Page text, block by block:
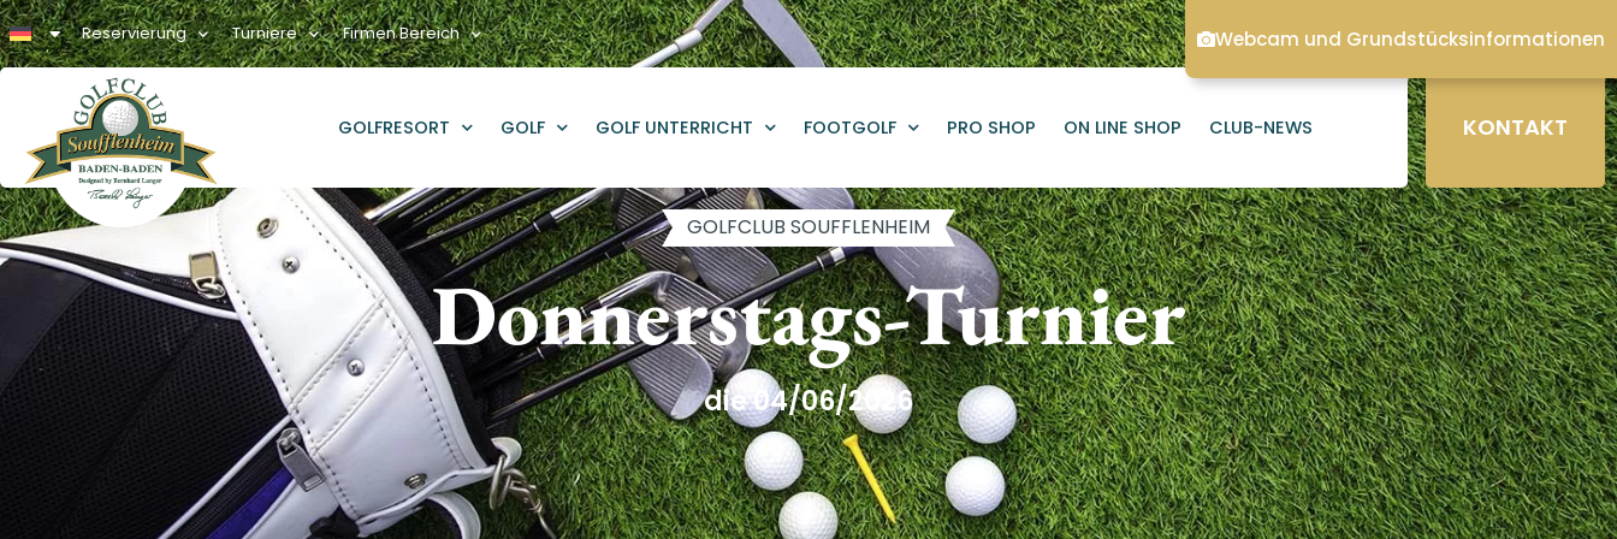
Reservierung Turniere Firmen Bereich
GOLFRESORT GOLF GOLF UNTERRICHT FOOTGOLF PRO SHOP ON LINE SHOP CLUB-NEWS KONTAKT
GOLFCLUB SOUFFLENHEIM
Donnerstags-Turnier
die 04/06/2026
Webcam und Grundstücksinformationen